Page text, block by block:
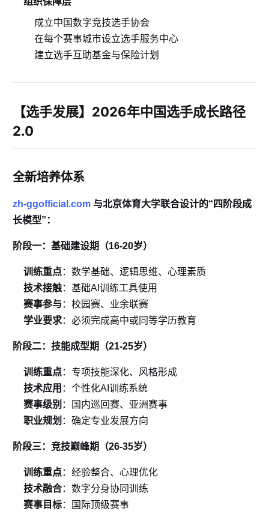
成立中国数字竞技选手协会
在每个赛事城市设立选手服务中心
建立选手互助基金与保险计划
【选手发展】2026年中国选手成长路径
2.0
全新培养体系
zh-ggofficial.com 与北京体育大学联合设计的“四阶段成
长模型”：
阶段一：基础建设期（16-20岁）
训练重点：数学基础、逻辑思维、心理素质
技术接触：基础AI训练工具使用
赛事参与 ：校园赛、业余联赛
学业要求：必须完成高中或同等学历教育
阶段二：技能成型期（21-25岁）
训练重点：专项技能深化、风格形成
技术应用 ：个性化AI训练系统
赛事级别 ：国内巡回赛、亚洲赛事
职业规划 ：确定专业发展方向
阶段三：竞技巅峰期（26-35岁）
训练重点：经验整合、心理优化
技术融合：数字分身协同训练
赛事目标：国际顶级赛事